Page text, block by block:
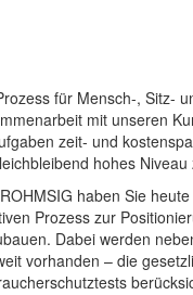
für Mensch-, Sitz-
mit unseren
zeit- und
hohes Niveau
haben Sie
Prozess zur
Dabei werden
vorhanden – die